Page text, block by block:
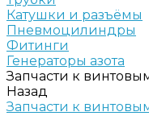
Катушки и разъёмы
Пневмоцилиндры
Фитинги
Генераторы азота
Запчасти к
Назад
Запчасти к